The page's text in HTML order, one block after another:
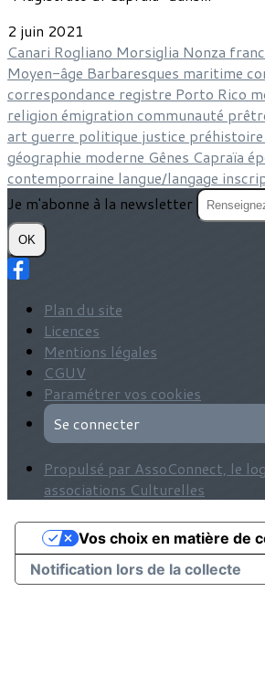
2 juin 2021
Canari Rogliano Morsiglia Nonza
Moyen-âge Barbaresques maritime
correspondance registre Porto Rico
religion émigration communauté
artguerre politique justice préhistoire
géographie moderne Gênes Capraïa
contemporraine langue/langage
Je m'abonne à la newsletter
OK
Plan du site
Licences
Mentions légales
CGUV
Paramétrer vos cookies
Se connecter
Propulsé par AssoConnect, le
associations Culturelles
Notification lors de la collecte
Vos choix en matière de